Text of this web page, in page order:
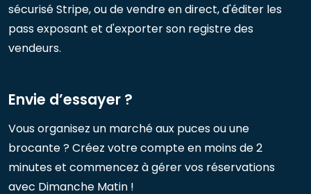
sécurisé Stripe, ou de vendre en direct, d'éditer les
pass exposant et d'exporter son registre des
vendeurs.
Envie d’essayer ?
Vous organisez un marché aux puces ou une
brocante ? Créez votre compte en moins de 2
minutes et commencez à gérer vos réservations
avec Dimanche Matin !